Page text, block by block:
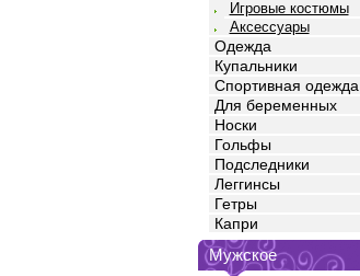
Игровые костюмы
Аксессуары
Одежда
Купальники
Спортивная одежда
Для беременных
Носки
Гольфы
Подследники
Леггинсы
Гетры
Капри
Мужское